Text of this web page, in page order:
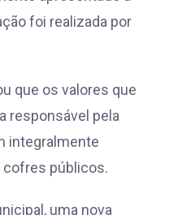
foi realizada por
que os valores que
responsável pela
integralmente
cofres públicos.
uma nova